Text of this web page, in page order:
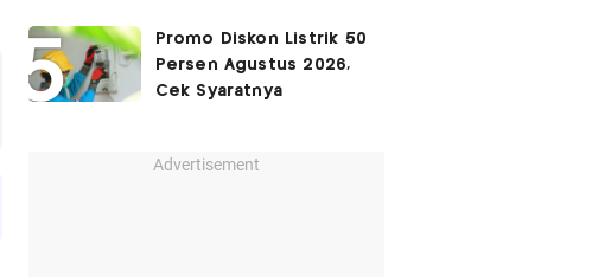
Promo Diskon Listrik 50
Persen Agustus 2026,
Cek Syaratnya
Advertisement